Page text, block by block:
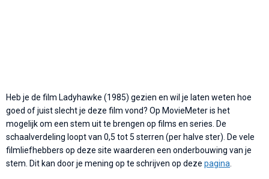
Heb je de film Ladyhawke (1985) gezien en wil je laten weten hoe
goed of juist slecht je deze film vond? Op MovieMeter is het
mogelijk om een stem uit te brengen op films en series. De
schaalverdeling loopt van 0,5 tot 5 sterren (per halve ster). De vele
filmliefhebbers op deze site waarderen een onderbouwing van je
stem. Dit kan door je mening op te schrijven op deze pagina